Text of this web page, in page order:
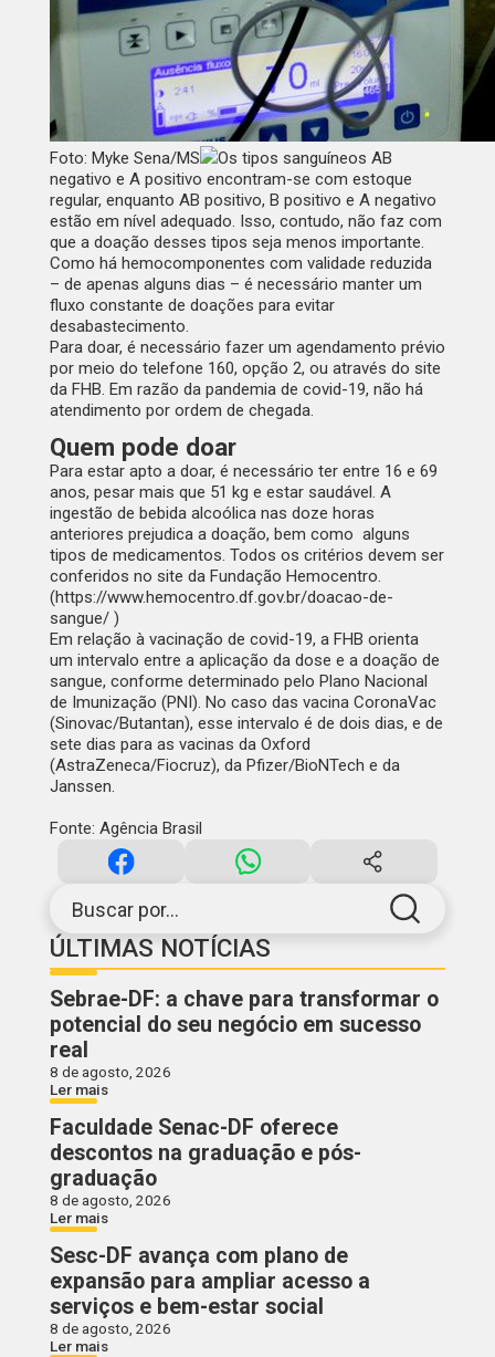
Buscar por...
ÚLTIMAS NOTÍCIAS
Sebrae-DF: a chave para transformar o
potencial do seu negócio em sucesso
real
8 de agosto, 2026
Ler mais
Faculdade Senac-DF oferece
descontos na graduação e pós-
graduação
8 de agosto, 2026
Ler mais
Sesc-DF avança com plano de
expansão para ampliar acesso a
serviços e bem-estar social
8 de agosto, 2026
Ler mais
Foto: Myke Sena/MS
Os tipos sanguíneos AB
negativo e A positivo encontram-se com estoque
regular, enquanto AB positivo, B positivo e A negativo
estão em nível adequado. Isso, contudo, não faz com
que a doação desses tipos seja menos importante.
Como há hemocomponentes com validade reduzida
– de apenas alguns dias – é necessário manter um
fluxo constante de doações para evitar
desabastecimento.
Para doar, é necessário fazer um agendamento prévio
por meio do telefone 160, opção 2, ou através do site
da FHB. Em razão da pandemia de covid-19, não há
atendimento por ordem de chegada.
Quem pode doar
Para estar apto a doar, é necessário ter entre 16 e 69
anos, pesar mais que 51 kg e estar saudável. A
ingestão de bebida alcoólica nas doze horas
anteriores prejudica a doação, bem como alguns
tipos de medicamentos. Todos os critérios devem ser
conferidos no site da Fundação Hemocentro.
(https://www.hemocentro.df.gov.br/doacao-de-
sangue/)
Em relação à vacinação de covid-19, a FHB orienta
um intervalo entre a aplicação da dose e a doação de
sangue, conforme determinado pelo Plano Nacional
de Imunização (PNI). No caso das vacina CoronaVac
(Sinovac/Butantan), esse intervalo é de dois dias, e de
sete dias para as vacinas da Oxford
(AstraZeneca/Fiocruz), da Pfizer/BioNTech e da
Janssen.
Fonte: Agência Brasil